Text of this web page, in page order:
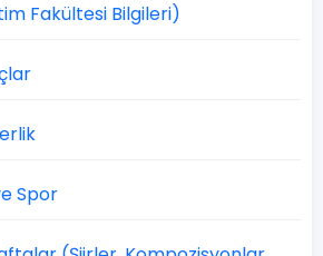
Fakültesi Bilgileri)
Spor